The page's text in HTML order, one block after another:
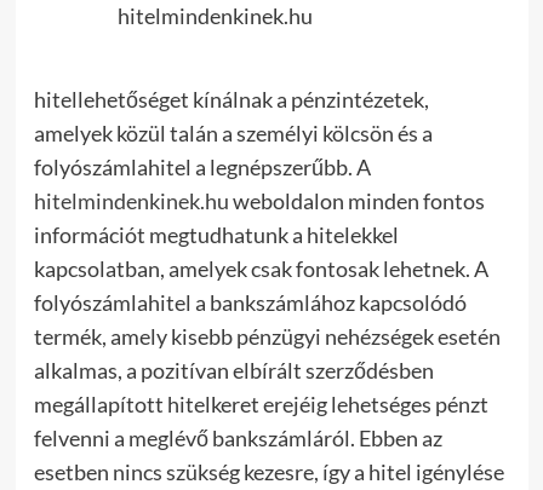
hitelmindenkinek.hu
hitellehetőséget kínálnak a pénzintézetek,
amelyek közül talán a személyi kölcsön és a
folyószámlahitel a legnépszerűbb. A
hitelmindenkinek.huweboldalon minden fontos
információt megtudhatunk a hitelekkel
kapcsolatban, amelyek csak fontosak lehetnek. A
folyószámlahitel a bankszámlához kapcsolódó
termék, amely kisebb pénzügyi nehézségek esetén
alkalmas, a pozitívan elbírált szerződésben
megállapított hitelkeret erejéig lehetséges pénzt
felvenni a meglévő bankszámláról. Ebben az
esetben nincs szükség kezesre, így a hitel igénylése